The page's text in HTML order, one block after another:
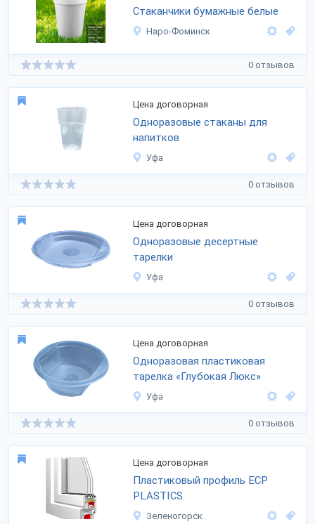
Стаканчики бумажные белые
Наро-Фоминск
0 отзывов
Цена договорная
Одноразовые стаканы для
напитков
Уфа
0 отзывов
Цена договорная
Одноразовые десертные
тарелки
Уфа
0 отзывов
Цена договорная
Одноразовая пластиковая
тарелка «Глубокая Люкс»
Уфа
0 отзывов
Цена договорная
Пластиковый профиль ECP
PLASTICS
Зеленогорск